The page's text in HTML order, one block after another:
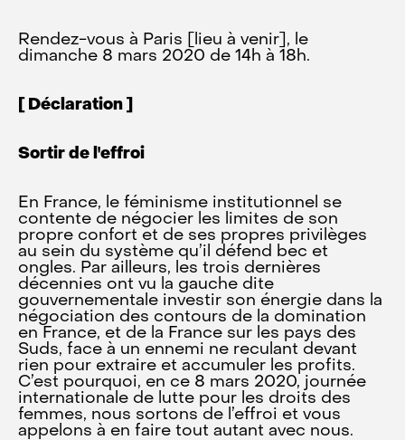
Rendez-vous à Paris [lieu à venir], le
dimanche 8 mars 2020 de 14h à 18h.
[ Déclaration ]
Sortir de l'effroi
En France, le féminisme institutionnel se
contente de négocier les limites de son
propre confort et de ses propres privilèges
au sein du système qu’il défend bec et
ongles. Par ailleurs, les trois dernières
décennies ont vu la gauche dite
gouvernementale investir son énergie dans la
négociation des contours de la domination
en France, et de la France sur les pays des
Suds, face à un ennemi ne reculant devant
rien pour extraire et accumuler les profits.
C’est pourquoi, en ce 8 mars 2020, journée
internationale de lutte pour les droits des
femmes, nous sortons de l’effroi et vous
appelons à en faire tout autant avec nous.